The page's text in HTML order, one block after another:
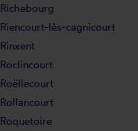
Richebourg
Riencourt-lès-cagnicourt
Rinxent
Roclincourt
Roëllecourt
Rollancourt
Roquetoire